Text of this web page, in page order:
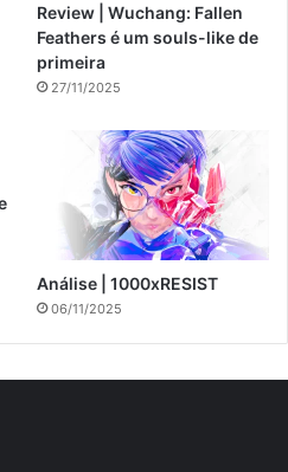
Review | Wuchang: Fallen
Feathers é um souls-like de
primeira
27/11/2025
Análise | 1000xRESIST
06/11/2025